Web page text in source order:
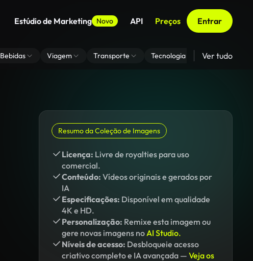
Estúdio de Marketing Novo API Preços Entrar
Viagem Transporte Tecnologia Zoom De
Ver tudo
Resumo da Coleção de Imagens
Licença: Livre de royalties para uso
comercial.
Conteúdo: Vídeos originais e gerados por
IA
Especificações: Disponível em qualidade
4K e HD.
Personalização: Remixe esta imagem ou
gere novas imagens noAI Studio.
Níveis de acesso: Desbloqueie acesso
criativo completo e IA avançada — Veja os